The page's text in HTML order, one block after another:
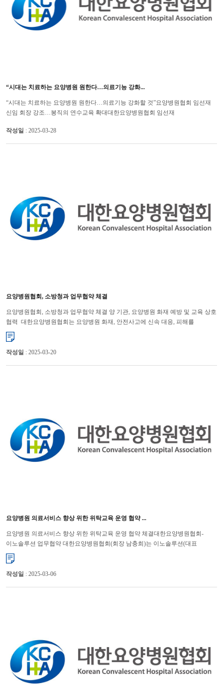
“시대는 치료하는 요양병원 원한다…의료기능 강화...
“시대는 치료하는 요양병원 원한다…의료기능 강화할 것”요양병원협회 임선재
신임 회장 강조…봉직의 연수교육 확대 대한요양병원협회 임선재
작성일 : 2025-03-28
요양병원협회, 소방청과 업무협약 체결
요양병원협회, 소방청과 업무협약 체결 양 기관, 요양병원 화재 예방 및 교육 상호
협력 대한요양병원협회는 요양병원 화재, 안전사고에 신속 대응, 피해를
최소화하기 위해 소방청과 업무협약을 체결했다. ...
작성일 : 2025-03-20
요양병원 의료서비스 향상 위한 위탁교육 운영 협약 ...
요양병원 의료서비스 향상 위한 위탁교육 운영 협약 체결대한요양병원협회-
이노솔루션 업무협약 대한요양병원협회(회장 남충희)는 이노솔루션(대표
문현근)과 6일 요양병원 의료서비스 질 향상을 위한 위탁교육 운영 협약...
작성일 : 2025-03-06